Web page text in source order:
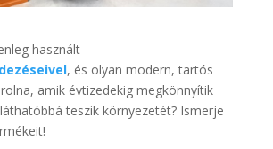
használt
, és olyan modern, tartós
amik évtizedekig megkönnyítik
teszik környezetét? Ismerje